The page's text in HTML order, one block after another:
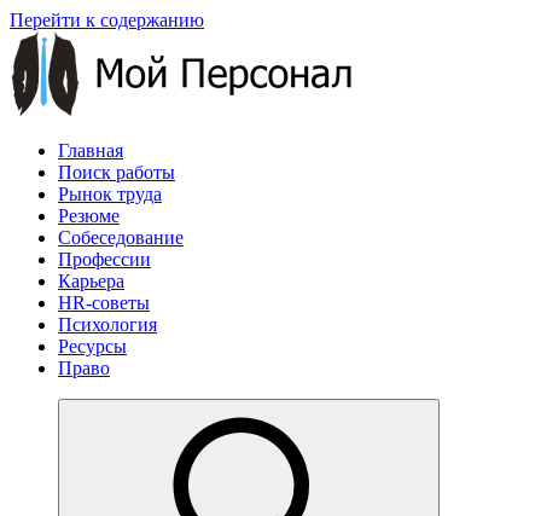
Перейти к содержанию
Главная
Поиск работы
Рынок труда
Резюме
Собеседование
Профессии
Карьера
HR-советы
Психология
Ресурсы
Право